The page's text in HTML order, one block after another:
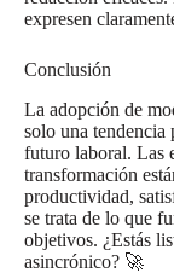
expresen
Conclusión
La adopción de
solo una tendencia
futuro laboral. Las
transformación
productividad,
se trata de lo que
objetivos. ¿Estás
asincrónico? 🚀